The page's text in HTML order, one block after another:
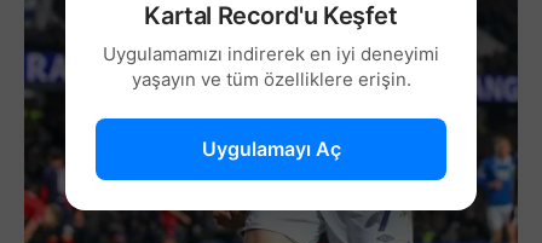
Kartal Record'u Keşfet
Uygulamamızı indirerek en iyi deneyimi
yaşayın ve tüm özelliklere erişin.
Uygulamayı Aç